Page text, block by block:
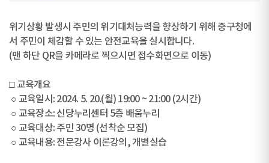
위기상황 발생시 주민의 위기대처능력을 향상하기 위해 중구청에
서 주민이 체감할 수 있는 안전교육을 실시합니다.
(맨 하단 QR을 카메라로 찍으시면 접수화면으로 이동)
□ 교육개요
○ 교육일시: 2024. 5. 20.(월) 19:00 ~ 21:00 (2시간)
○ 교육장소: 신당누리센터 5층 배움누리
○ 교육대상: 주민 30명 (선착순 모집)
○ 교육내용: 전문강사 이론강의, 개별실습